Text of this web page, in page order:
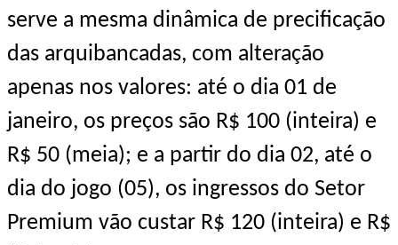
serve a mesma dinâmica de precificação
das arquibancadas, com alteração
apenas nos valores: até o dia 01 de
janeiro, os preços são R$ 100 (inteira) e
R$ 50 (meia); e a partir do dia 02, até o
dia do jogo (05), os ingressos do Setor
Premium vão custar R$ 120 (inteira) e R$